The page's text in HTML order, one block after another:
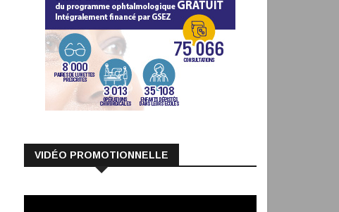
VIDÉO PROMOTIONNELLE